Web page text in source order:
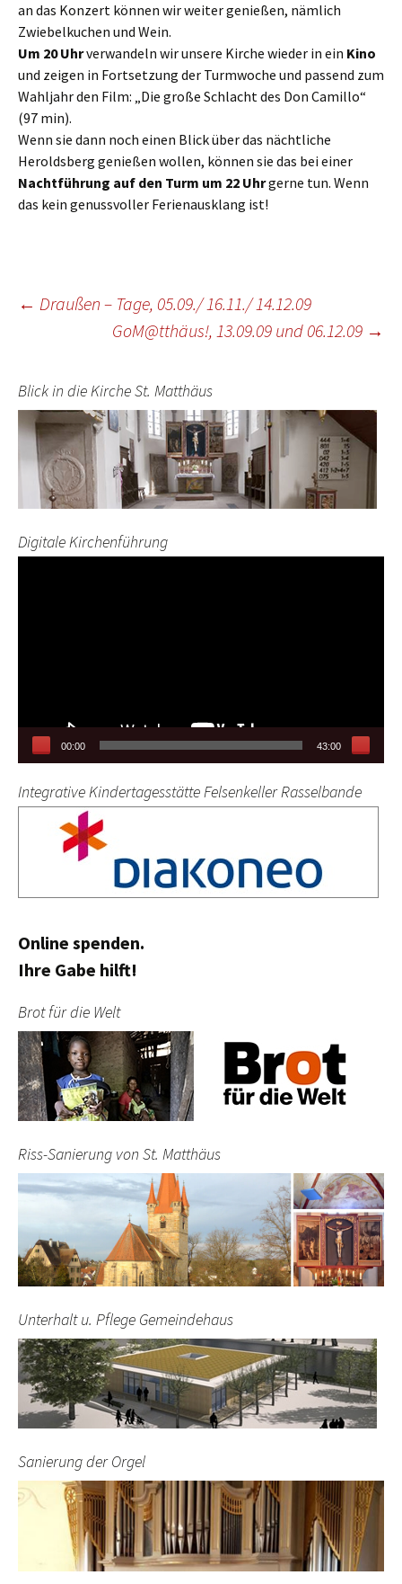
an das Konzert können wir weiter genießen, nämlich
Zwiebelkuchen und Wein.
Um 20 Uhrverwandeln wir unsere Kirche wieder in ein Kino
und zeigen in Fortsetzung der Turmwoche und passend zum
Wahljahr den Film: „Die große Schlacht des Don Camillo“
(97 min).
Wenn sie dann noch einen Blick über das nächtliche
Heroldsberg genießen wollen, können sie das bei einer
Nachtführung auf den Turm um 22 Uhrgerne tun. Wenn
das kein genussvoller Ferienausklang ist!
Beitragsnavigation
← Draußen – Tage, 05.09./ 16.11./ 14.12.09
GoM@tthäus!, 13.09.09 und 06.12.09 →
Blick in die Kirche St. Matthäus
Digitale Kirchenführung
00:00 43:00
Integrative Kindertagesstätte Felsenkeller Rasselbande
Online spenden.
Ihre Gabe hilft!
Brot für die Welt
Riss-Sanierung von St. Matthäus
Unterhalt u. Pflege Gemeindehaus
Sanierung der Orgel